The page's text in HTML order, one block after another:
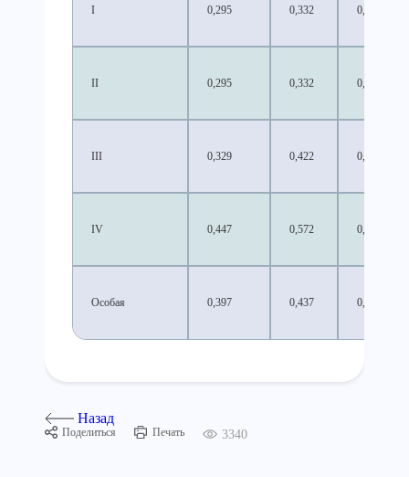
I 0,295 0,332 0,377
II 0,295 0,332 0,377
III 0,329 0,422 0,403
IV 0,447 0,572 0,551
Особая 0,397 0,437 0,497
Назад
Поделиться Печать 3340